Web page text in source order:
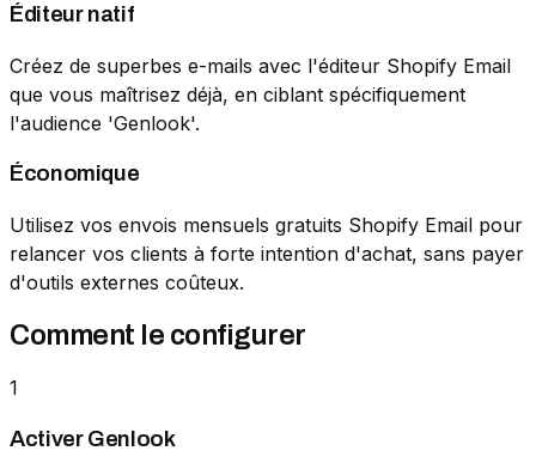
Éditeur natif
Créez de superbes e-mails avec l'éditeur Shopify Email
que vous maîtrisez déjà, en ciblant spécifiquement
l'audience 'Genlook'.
Économique
Utilisez vos envois mensuels gratuits Shopify Email pour
relancer vos clients à forte intention d'achat, sans payer
d'outils externes coûteux.
Comment le configurer
1
Activer Genlook